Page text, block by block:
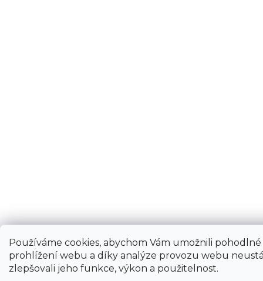
Používáme cookies, abychom Vám umožnili pohodlné
prohlížení webu a díky analýze provozu webu
zlepšovali jeho funkce, výkon a použitelnost.